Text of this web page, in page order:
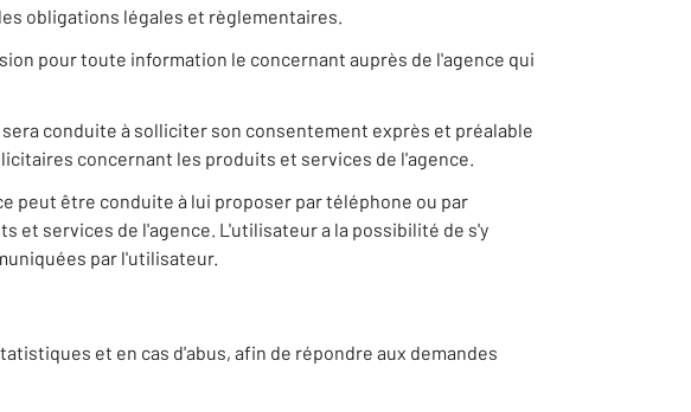
obligations légales et règlementaires.
pour toute information le concernant auprès de l'agence qui
conduite à solliciter son consentement exprès et préalable
concernant les produits et services de l'agence.
peut être conduite à lui proposer par téléphone ou par
services de l'agence. L'utilisateur a la possibilité de s'y
par l'utilisateur.
et en cas d'abus, afin de répondre aux demandes